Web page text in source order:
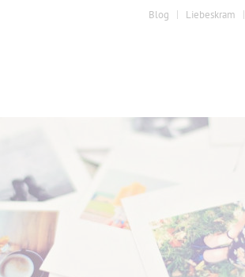
Blog Liebeskram